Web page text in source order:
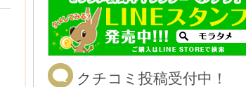
クチコミ投稿受付中！